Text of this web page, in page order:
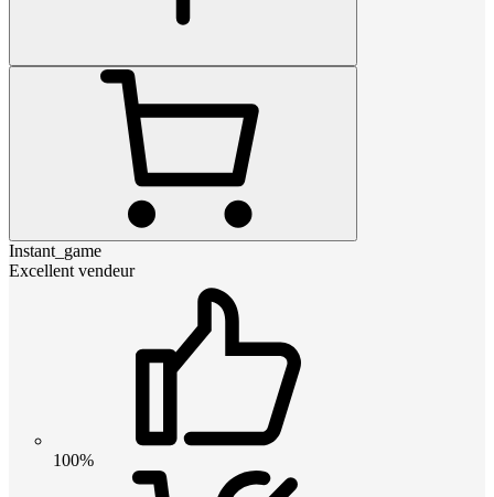
Instant_game
Excellent vendeur
100%